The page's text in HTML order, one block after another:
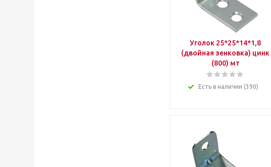
Уголок 25*25*14*1,8
(двойная зенковка) цинк
(800) мт
Есть в наличии (390)